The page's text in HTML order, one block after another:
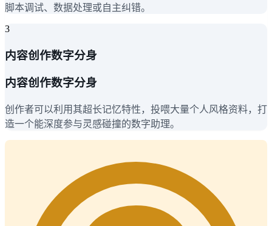
脚本调试、数据处理或自主纠错。
3
内容创作数字分身
内容创作数字分身
创作者可以利用其超长记忆特性，投喂大量个人风格资料，打
造一个能深度参与灵感碰撞的数字助理。